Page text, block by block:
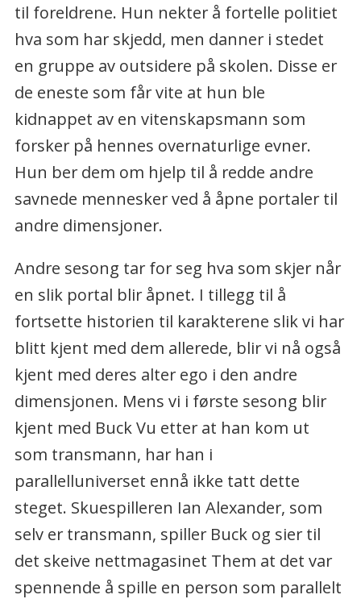
til foreldrene. Hun nekter å fortelle politiet
hva som har skjedd, men danner i stedet
en gruppe av outsidere på skolen. Disse er
de eneste som får vite at hun ble
kidnappet av en vitenskapsmann som
forsker på hennes overnaturlige evner.
Hun ber dem om hjelp til å redde andre
savnede mennesker ved å åpne portaler til
andre dimensjoner.
Andre sesong tar for seg hva som skjer når
en slik portal blir åpnet. I tillegg til å
fortsette historien til karakterene slik vi har
blitt kjent med dem allerede, blir vi nå også
kjent med deres alter ego i den andre
dimensjonen. Mens vi i første sesong blir
kjent med Buck Vu etter at han kom ut
som transmann, har han i
parallelluniverset ennå ikke tatt dette
steget. Skuespilleren Ian Alexander, som
selv er transmann, spiller Buck og sier til
det skeive nettmagasinet Them at det var
spennende å spille en person som parallelt